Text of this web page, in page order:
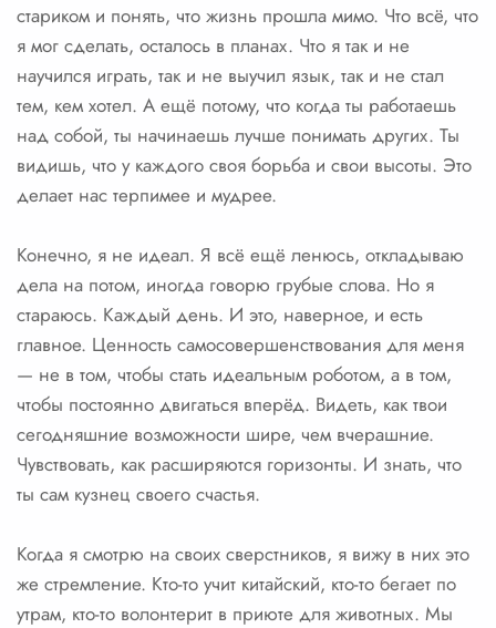
стариком и понять, что жизнь прошла мимо. Что всё, что
я мог сделать, осталось в планах. Что я так и не
научился играть, так и не выучил язык, так и не стал
тем, кем хотел. А ещё потому, что когда ты работаешь
над собой, ты начинаешь лучше понимать других. Ты
видишь, что у каждого своя борьба и свои высоты. Это
делает нас терпимее и мудрее.
Конечно, я не идеал. Я всё ещё ленюсь, откладываю
дела на потом, иногда говорю грубые слова. Но я
стараюсь. Каждый день. И это, наверное, и есть
главное. Ценность самосовершенствования для меня
— не в том, чтобы стать идеальным роботом, а в том,
чтобы постоянно двигаться вперёд. Видеть, как твои
сегодняшние возможности шире, чем вчерашние.
Чувствовать, как расширяются горизонты. И знать, что
ты сам кузнец своего счастья.
Когда я смотрю на своих сверстников, я вижу в них это
же стремление. Кто-то учит китайский, кто-то бегает по
утрам, кто-то волонтерит в приюте для животных. Мы